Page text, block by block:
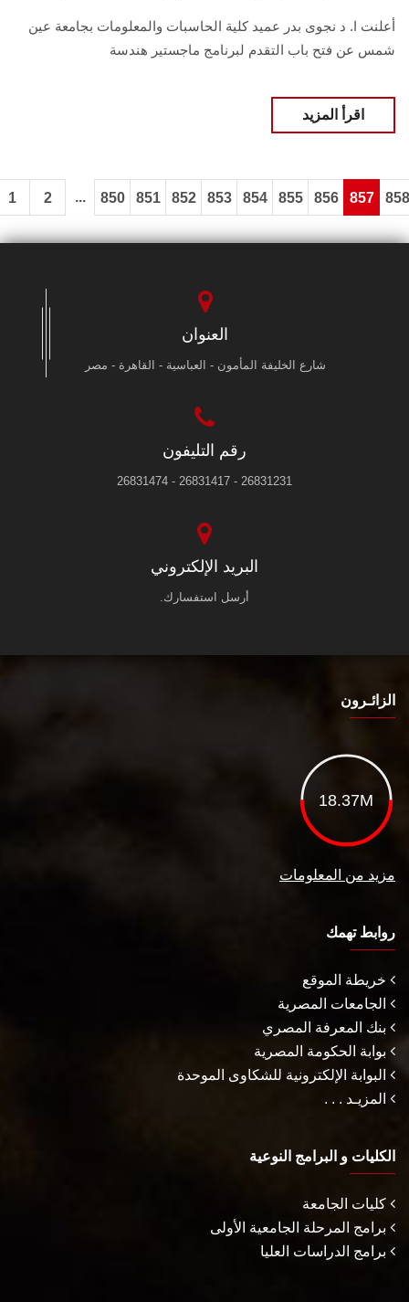
أعلنت ا. د نجوى بدر عميد كلية الحاسبات والمعلومات بجامعة عين
شمس عن فتح باب التقدم لبرنامج ماجستير هندسة
اقرأ المزيد
1 2 ... 850 851 852 853 854 855 856 857 858
العنوان
شارع الخليفة المأمون - العباسية - القاهرة - مصر
رقم التليفون
26831231 - 26831417 - 26831474
البريد الإلكتروني
أرسل استفسارك.
الزائـرون
18.37M
مزيد من المعلومات
روابط تهمك
خريطة الموقع
الجامعات المصرية
بنك المعرفة المصري
بوابة الحكومة المصرية
البوابة الإلكترونية للشكاوى الموحدة
المزيـد . . .
الكليات و البرامج النوعية
كليات الجامعة
برامج المرحلة الجامعية الأولى
برامج الدراسات العليا